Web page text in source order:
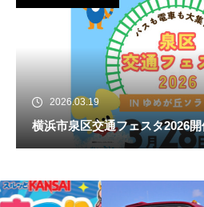
2026.03.19
横浜市泉区交通フェスタ2026